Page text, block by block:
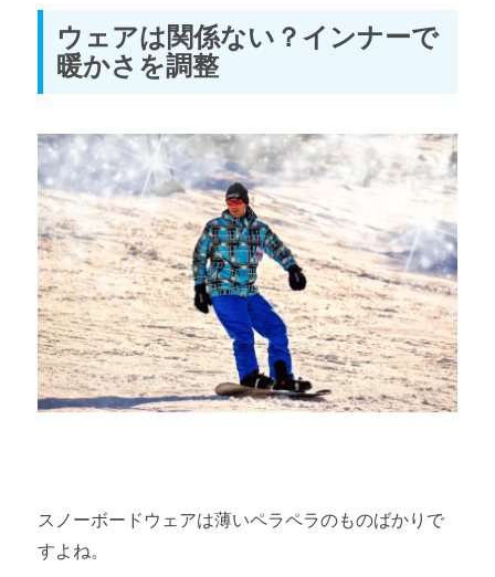
ウェアは関係ない？インナーで
暖かさを調整
スノーボードウェアは薄いペラペラのものばかりで
すよね。